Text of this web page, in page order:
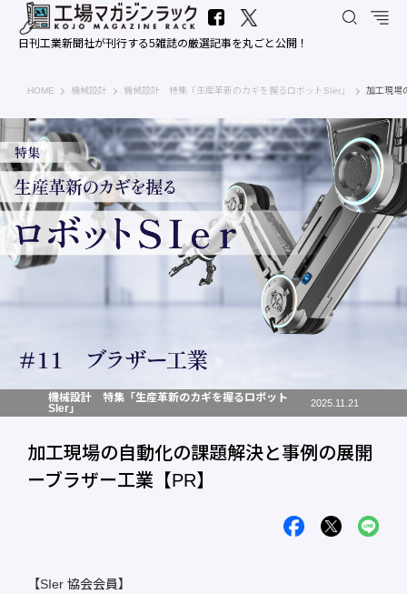
日刊工業新聞社が刊行する5雑誌の厳選記事を丸ごと公開！
HOME 工場マガジンラック｜日刊工業新聞社
機械設計 機械設計 特集「生産革新のカギを握るロボットSIer」 加工現場
機械設計 特集「生産革新のカギを握るロボット
SIer」
2025.11.21
加工現場の自動化の課題解決と事例の展開
ーブラザー工業【PR】
【SIer 協会会員】